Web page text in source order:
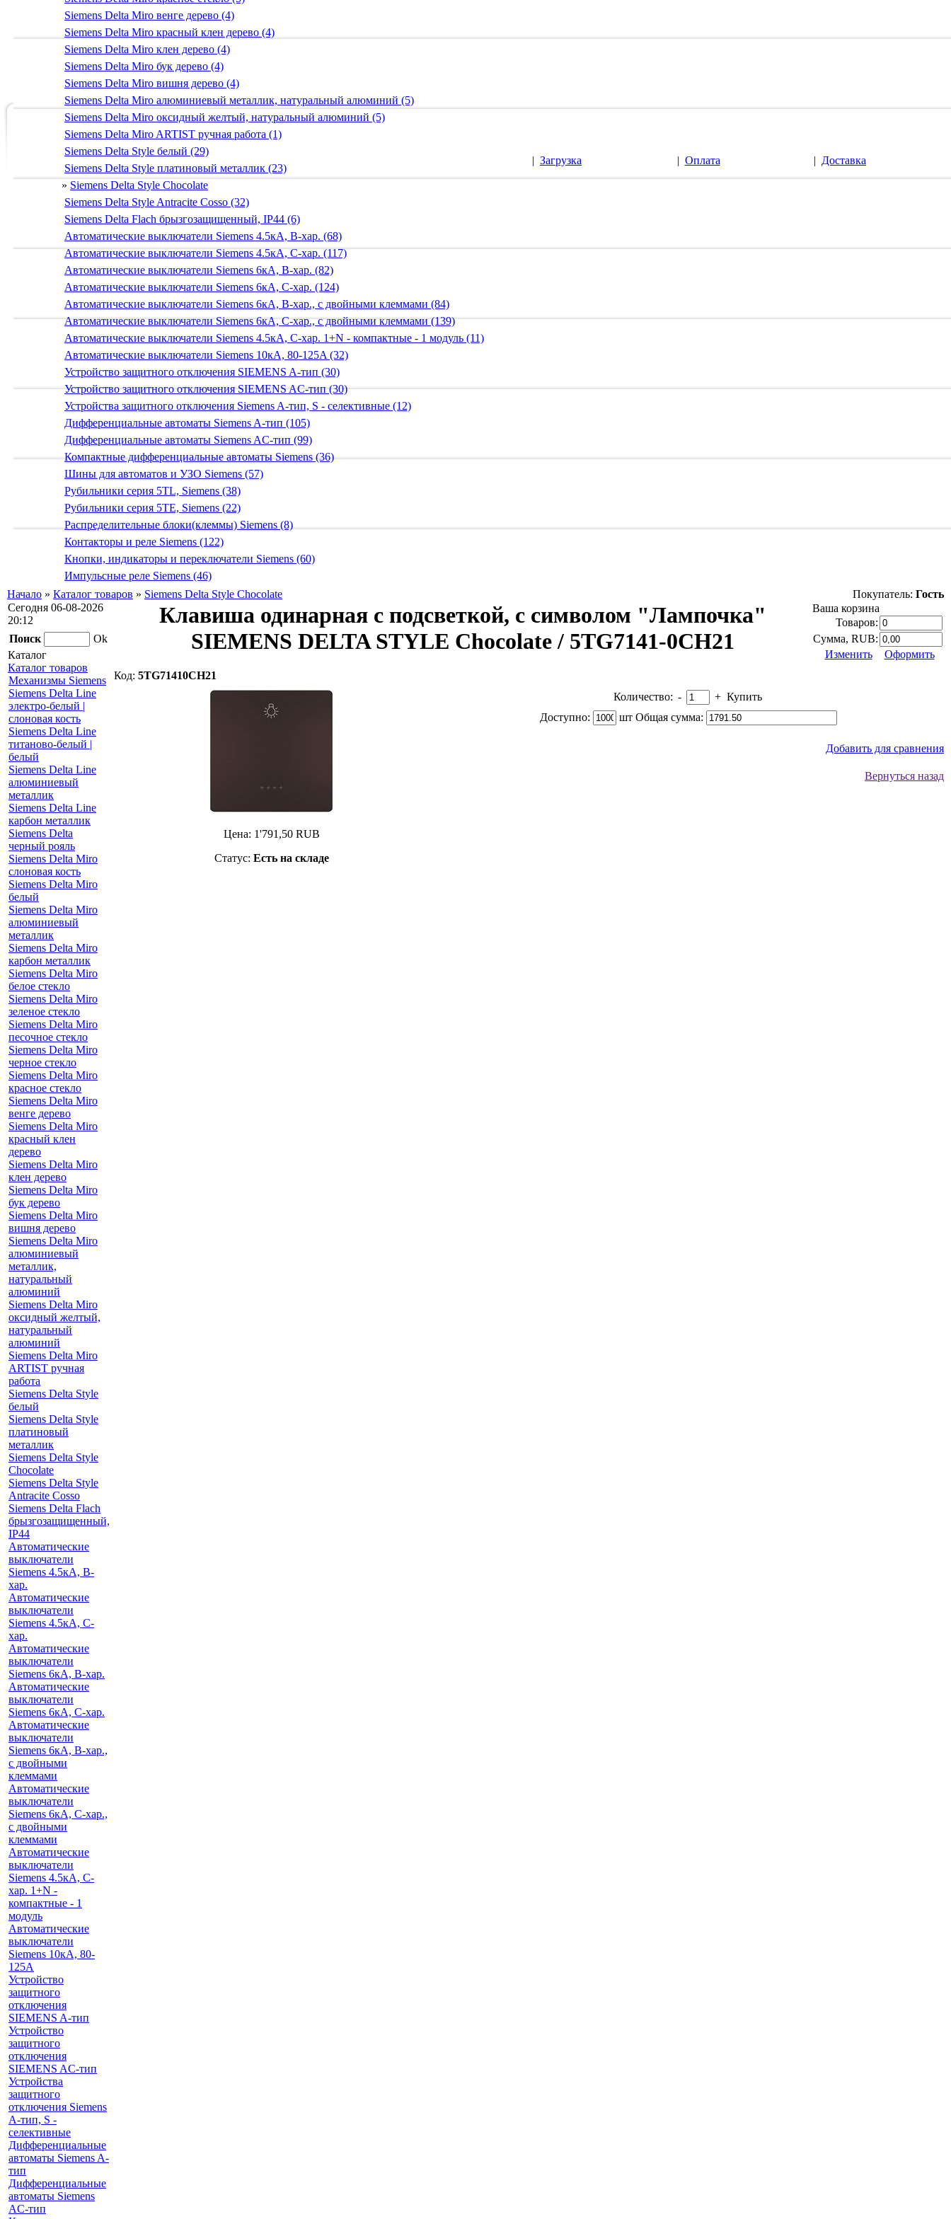
Siemens Delta Miro венге дерево (4)
Siemens Delta Miro красный клен дерево (4)
Siemens Delta Miro клен дерево (4)
Siemens Delta Miro бук дерево (4)
Siemens Delta Miro вишня дерево (4)
Siemens Delta Miro алюминиевый металлик, натуральный алюминий (5)
Siemens Delta Miro оксидный желтый, натуральный алюминий (5)
Siemens Delta Miro ARTIST ручная работа (1)
Siemens Delta Style белый (29)
Siemens Delta Style платиновый металлик (23)
» Siemens Delta Style Chocolate
Siemens Delta Style Antracite Cosso (32)
Siemens Delta Flach брызгозащищенный, IP44 (6)
Автоматические выключатели Siemens 4.5кА, B-хар. (68)
Автоматические выключатели Siemens 4.5кА, C-хар. (117)
Автоматические выключатели Siemens 6кА, B-хар. (82)
Автоматические выключатели Siemens 6кА, С-хар. (124)
Автоматические выключатели Siemens 6кА, B-хар., с двойными клеммами (84)
Автоматические выключатели Siemens 6кА, C-хар., с двойными клеммами (139)
Автоматические выключатели Siemens 4.5кА, C-хар. 1+N - компактные - 1 модуль (11)
Автоматические выключатели Siemens 10кА, 80-125A (32)
Устройство защитного отключения SIEMENS A-тип (30)
Устройство защитного отключения SIEMENS AС-тип (30)
Устройства защитного отключения Siemens A-тип, S - селективные (12)
Дифференциальные автоматы Siemens A-тип (105)
Дифференциальные автоматы Siemens AС-тип (99)
Компактные дифференциальные автоматы Siemens (36)
Шины для автоматов и УЗО Siemens (57)
Рубильники серия 5TL, Siemens (38)
Рубильники серия 5TE, Siemens (22)
Распределительные блоки(клеммы) Siemens (8)
Контакторы и реле Siemens (122)
Кнопки, индикаторы и переключатели Siemens (60)
Импульсные реле Siemens (46)
| Загрузка | Оплата | Доставка
Начало » Каталог товаров » Siemens Delta Style Chocolate Покупатель: Гость
Сегодня 06-08-2026
20:12
Поиск
Ok
Каталог
Каталог товаров
Механизмы Siemens
Siemens Delta Line
электро-белый |
слоновая кость
Siemens Delta Line
титаново-белый |
белый
Siemens Delta Line
алюминиевый
металлик
Siemens Delta Line
карбон металлик
Siemens Delta
черный рояль
Siemens Delta Miro
слоновая кость
Siemens Delta Miro
белый
Siemens Delta Miro
алюминиевый
металлик
Siemens Delta Miro
карбон металлик
Siemens Delta Miro
белое стекло
Siemens Delta Miro
зеленое стекло
Siemens Delta Miro
песочное стекло
Siemens Delta Miro
черное стекло
Siemens Delta Miro
красное стекло
Siemens Delta Miro
венге дерево
Siemens Delta Miro
красный клен
дерево
Siemens Delta Miro
клен дерево
Siemens Delta Miro
бук дерево
Siemens Delta Miro
вишня дерево
Siemens Delta Miro
алюминиевый
металлик,
натуральный
алюминий
Siemens Delta Miro
оксидный желтый,
натуральный
алюминий
Siemens Delta Miro
ARTIST ручная
работа
Siemens Delta Style
белый
Siemens Delta Style
платиновый
металлик
Siemens Delta Style
Chocolate
Siemens Delta Style
Antracite Cosso
Siemens Delta Flach
брызгозащищенный,
IP44
Автоматические
выключатели
Siemens 4.5кА, B-
хар.
Автоматические
выключатели
Siemens 4.5кА, C-
хар.
Автоматические
выключатели
Siemens 6кА, B-хар.
Автоматические
выключатели
Siemens 6кА, С-хар.
Автоматические
выключатели
Siemens 6кА, B-хар.,
с двойными
клеммами
Автоматические
выключатели
Siemens 6кА, C-хар.,
с двойными
клеммами
Автоматические
выключатели
Siemens 4.5кА, C-
хар. 1+N -
компактные - 1
модуль
Автоматические
выключатели
Siemens 10кА, 80-
125A
Устройство
защитного
отключения
SIEMENS A-тип
Устройство
защитного
отключения
SIEMENS AС-тип
Устройства
защитного
отключения Siemens
A-тип, S -
селективные
Дифференциальные
автоматы Siemens A-
тип
Дифференциальные
автоматы Siemens
AС-тип
Клавиша одинарная с подсветкой, с символом "Лампочка"
SIEMENS DELTA STYLE Chocolate / 5TG7141-0CH21
Код: 5TG71410CH21
Ваша корзина
Товаров:
Сумма, RUB:
Изменить
Оформить
Цена: 1'791,50RUB
Статус: Есть на складе
Количество: - + Купить
Доступно:
шт Общая сумма:
Добавить для сравнения
Вернуться назад